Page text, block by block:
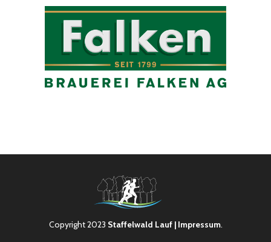
Copyright 2023 Staffelwald Lauf| Impressum.